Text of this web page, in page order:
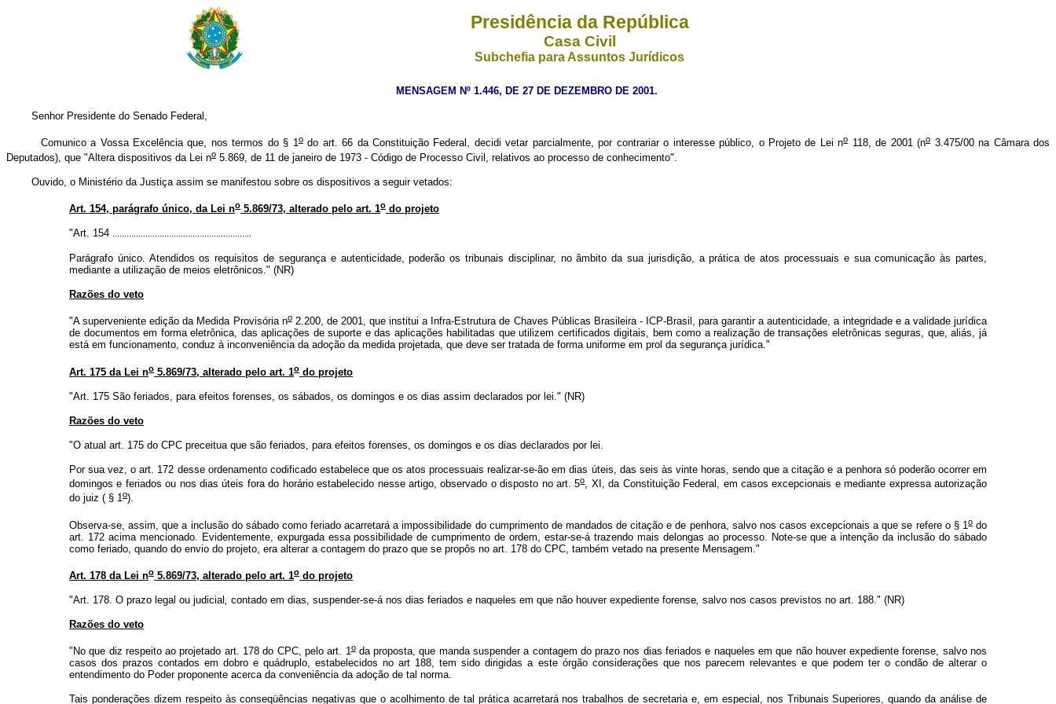
Presidência da República
Casa Civil
Subchefia para Assuntos Jurídicos
MENSAGEM Nº 1.446, DE 27 DE DEZEMBRO DE 2001.
Senhor Presidente do Senado Federal,
Comunico a Vossa Excelência que, nos termos do § 1odo art. 66 da Constituição Federal, decidi vetar parcialmente, por contrariar o interesse público, o Projeto de Lei no118, de 2001 (no3.475/00 na Câmara dos
Deputados), que "Altera dispositivos da Lei no 5.869, de 11 de janeiro de 1973 - Código de Processo Civil, relativos ao processo de conhecimento".
Ouvido, o Ministério da Justiça assim se manifestou sobre os dispositivos a seguir vetados:
Art. 154, parágrafo único, da Lei no 5.869/73, alterado pelo art. 1o do projeto
"Art. 154
Parágrafo único. Atendidos os requisitos de segurança e autenticidade, poderão os tribunais disciplinar, no âmbito da sua jurisdição, a prática de atos processuais e sua comunicação às partes,
mediante a utilização de meios eletrônicos." (NR)
Razões do veto
"A superveniente edição da Medida Provisória no2.200, de 2001, que institui a Infra-Estrutura de Chaves Públicas Brasileira - ICP-Brasil, para garantir a autenticidade, a integridade e a validade jurídica
de documentos em forma eletrônica, das aplicações de suporte e das aplicações habilitadas que utilizem certificados digitais, bem como a realização de transações eletrônicas seguras, que, aliás, já
está em funcionamento, conduz à inconveniência da adoção da medida projetada, que deve ser tratada de forma uniforme em prol da segurança jurídica."
Art. 175 da Lei no 5.869/73, alterado pelo art. 1o do projeto
"Art. 175 São feriados, para efeitos forenses, os sábados, os domingos e os dias assim declarados por lei." (NR)
Razões do veto
"O atual art. 175 do CPC preceitua que são feriados, para efeitos forenses, os domingos e os dias declarados por lei.
Por sua vez, o art. 172 desse ordenamento codificado estabelece que os atos processuais realizar-se-ão em dias úteis, das seis às vinte horas, sendo que a citação e a penhora só poderão ocorrer em
domingos e feriados ou nos dias úteis fora do horário estabelecido nesse artigo, observado o disposto no art. 5o, XI, da Constituição Federal, em casos excepcionais e mediante expressa autorização
do juiz ( § 1o).
Observa-se, assim, que a inclusão do sábado como feriado acarretará a impossibilidade do cumprimento de mandados de citação e de penhora, salvo nos casos excepcionais a que se refere o § 1odo
art. 172 acima mencionado. Evidentemente, expurgada essa possibilidade de cumprimento de ordem, estar-se-á trazendo mais delongas ao processo. Note-se que a intenção da inclusão do sábado
como feriado, quando do envio do projeto, era alterar a contagem do prazo que se propôs no art. 178 do CPC, também vetado na presente Mensagem."
Art. 178 da Lei no 5.869/73, alterado pelo art. 1o do projeto
"Art. 178. O prazo legal ou judicial contado em dias, suspender-se-á nos dias feriados e naqueles em que não houver expediente forense salvo nos casos previstos no art. 188." (NR)
Razões do veto
"No que diz respeito ao projetado art. 178 do CPC, pelo art. 1oda proposta, que manda suspender a contagem do prazo nos dias feriados e naqueles em que não houver expediente forense, salvo nos
casos dos prazos contados em dobro e quádruplo, estabelecidos no art 188, tem sido dirigidas a este órgão considerações que nos parecem relevantes e que podem ter o condão de alterar o
entendimento do Poder proponente acerca da conveniência da adoção de tal norma.
Tais ponderações dizem respeito às conseqüências negativas que o acolhimento de tal prática acarretará nos trabalhos de secretaria e, em especial, nos Tribunais Superiores, quando da análise de